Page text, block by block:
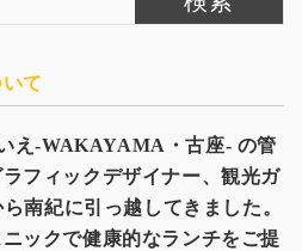
て
え-WAKAYAMA・古座- の管
フィックデザイナー、観光ガ
南紀に引っ越してきました。
ックで健康的なランチをご提